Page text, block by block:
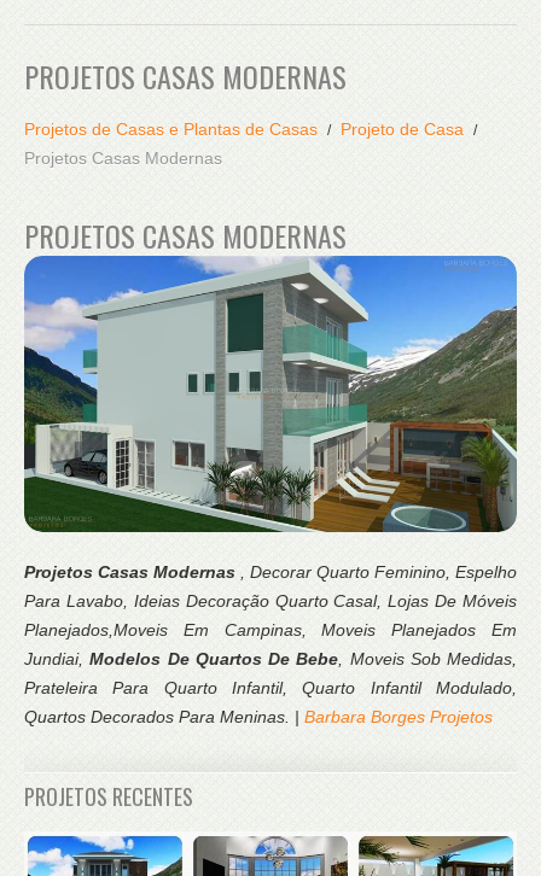
PROJETOS CASAS MODERNAS
Projetos de Casas e Plantas de Casas
Projeto de Casa
Projetos Casas Modernas
PROJETOS CASAS MODERNAS
Projetos Casas Modernas , Decorar Quarto Feminino, Espelho
Para Lavabo, Ideias Decoração Quarto Casal, Lojas De Móveis
Planejados,Moveis Em Campinas, Moveis Planejados Em
Jundiai,Modelos De Quartos De Bebe, Moveis Sob Medidas,
Prateleira Para Quarto Infantil, Quarto Infantil Modulado,
Quartos Decorados Para Meninas. | Barbara Borges Projetos
PROJETOS RECENTES